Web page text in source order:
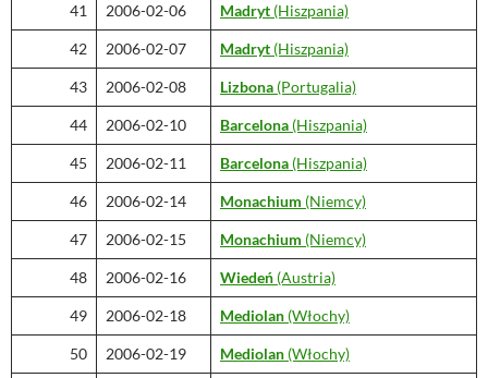
41 2006-02-06 Madryt (Hiszpania)
42 2006-02-07 Madryt (Hiszpania)
43 2006-02-08 Lizbona (Portugalia)
44 2006-02-10 Barcelona (Hiszpania)
45 2006-02-11 Barcelona (Hiszpania)
46 2006-02-14 Monachium (Niemcy)
47 2006-02-15 Monachium (Niemcy)
48 2006-02-16 Wiedeń (Austria)
49 2006-02-18 Mediolan (Włochy)
50 2006-02-19 Mediolan (Włochy)